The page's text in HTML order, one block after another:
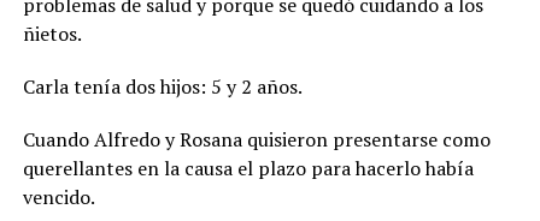
ñietos.
Carla tenía dos hijos: 5 y 2 años.
Cuando Alfredo y Rosana quisieron presentarse como
querellantes en la causa el plazo para hacerlo había
vencido.